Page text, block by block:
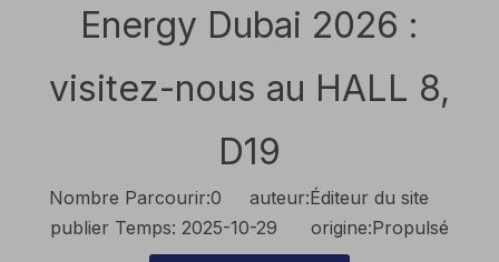
Energy Dubai 2026 :
visitez-nous au HALL 8,
D19
Nombre Parcourir:0 auteur:Éditeur du site
publier Temps: 2025-10-29 origine:Propulsé